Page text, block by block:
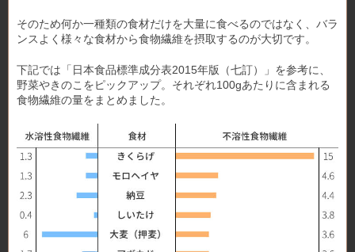
そのため何か一種類の食材だけを大量に食べるのではなく、バラ
ンスよく様々な食材から食物繊維を摂取するのが大切です。
下記では「日本食品標準成分表2015年版（七訂）」を参考に、
野菜やきのこをピックアップ。それぞれ100gあたりに含まれる
食物繊維の量をまとめました。